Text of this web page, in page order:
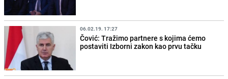
06.02.19. 17:27
Čović: Tražimo partnere s kojima ćemo
postaviti Izborni zakon kao prvu tačku